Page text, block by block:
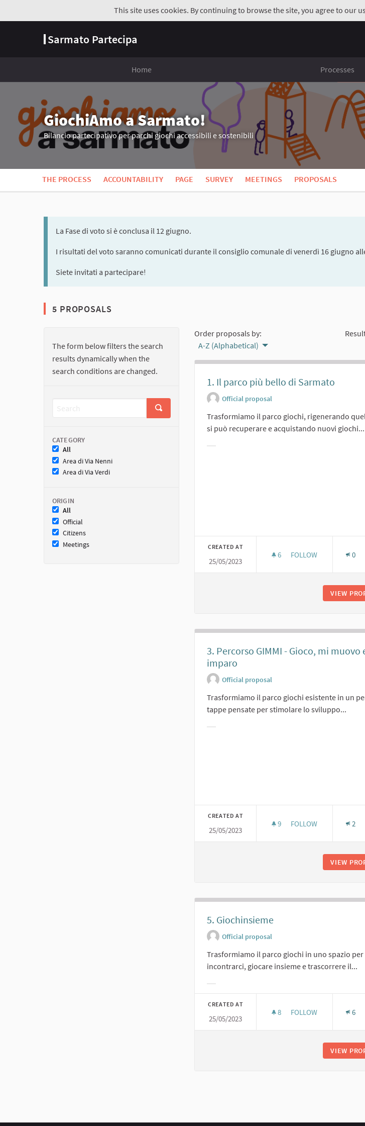
This site uses cookies. By continuing to browse the site, you agree to our
Sarmato Partecipa
Home Processes
GiochiAmo a Sarmato!
Bilancio partecipativo per parchi giochi accessibili e sostenibili
THE PROCESS ACCOUNTABILITY PAGE SURVEY MEETINGS PROPOSALS
La Fase di voto si è conclusa il 12 giugno.
I risultati del voto saranno comunicati durante il consiglio comunale di venerdì 16 giugno
Siete invitati a partecipare!
5 PROPOSALS
The form below filters the search
results dynamically when the
search conditions are changed.
CATEGORY
All
Area di Via Nenni
Area di Via Verdi
ORIGIN
All
Official
Citizens
Meetings
Order proposals by:
A-Z (Alphabetical)
1. Il parco più bello di Sarmato
Official proposal
Trasformiamo il parco giochi, rigenerando
si può recuperare e acquistando nuovi giochi...
CREATED AT
25/05/2023
6 6 FOLLOWERS
FOLLOW 0
VIEW
3. Percorso GIMMI - Gioco, mi muovo
imparo
Official proposal
Trasformiamo il parco giochi esistente in un
tappe pensate per stimolare lo sviluppo...
CREATED AT
25/05/2023
9 9 FOLLOWERS
FOLLOW
3. PERCORSO GIMMI
2
VIEW
5. Giochinsieme
Official proposal
Trasformiamo il parco giochi in uno spazio per
incontrarci, giocare insieme e trascorrere il...
CREATED AT
25/05/2023
8 8 FOLLOWERS
FOLLOW 6
VIEW